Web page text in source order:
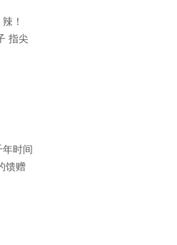
！
指尖
时间
馈赠